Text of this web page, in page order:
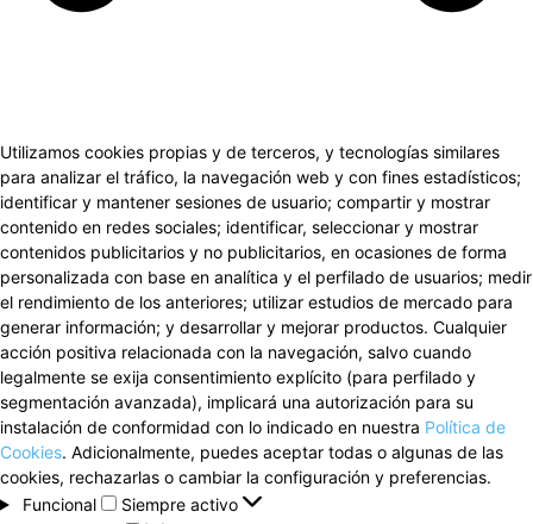
Utilizamos cookies propias y de terceros, y tecnologías similares
para analizar el tráfico, la navegación web y con fines estadísticos;
identificar y mantener sesiones de usuario; compartir y mostrar
contenido en redes sociales; identificar, seleccionar y mostrar
contenidos publicitarios y no publicitarios, en ocasiones de forma
personalizada con base en analítica y el perfilado de usuarios; medir
el rendimiento de los anteriores; utilizar estudios de mercado para
generar información; y desarrollar y mejorar productos. Cualquier
acción positiva relacionada con la navegación, salvo cuando
legalmente se exija consentimiento explícito (para perfilado y
segmentación avanzada), implicará una autorización para su
instalación de conformidad con lo indicado en nuestra Política de
Cookies. Adicionalmente, puedes aceptar todas o algunas de las
cookies, rechazarlas o cambiar la configuración y preferencias.
Funcional
Funcional
Siempre activo